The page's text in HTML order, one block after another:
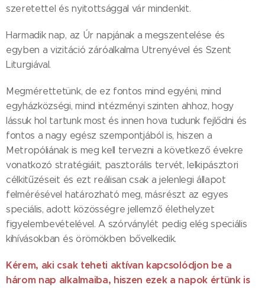
szeretettel és nyitottsággal vár mindenkit.
Harmadik nap, az Úr napjának a megszentelése és
egyben a vizitáció záróalkalma Utrenyével és Szent
Liturgiával.
Megmérettetünk, de ez fontos mind egyéni, mind
egyházközségi, mind intézményi szinten ahhoz, hogy
lássuk hol tartunk most és innen hova tudunk fejlődni és
fontos a nagy egész szempontjából is, hiszen a
Metropóliának is meg kell tervezni a következő évekre
vonatkozó stratégiáit, pasztorális tervét, lelkipásztori
célkitűzéseit és ezt reálisan csak a jelenlegi állapot
felmérésével határozható meg, másrészt az egyes
speciális, adott közösségre jellemző élethelyzet
figyelembevételével. A szórványlét pedig elég speciális
kihívásokban és örömökben bővelkedik.
Kérem, aki csak teheti aktívan kapcsolódjon be a
három nap alkalmaiba, hiszen ezek a napok értünk is